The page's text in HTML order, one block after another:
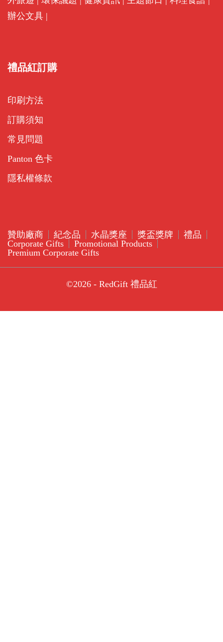
辦公文具 |
禮品紅訂購
印刷方法
訂購須知
常見問題
Panton 色卡
隱私權條款
贊助廠商 紀念品 水晶獎座 獎盃獎牌
禮品
Corporate Gifts
Promotional Products
Premium Corporate Gifts
©2026 - RedGift 禮品紅